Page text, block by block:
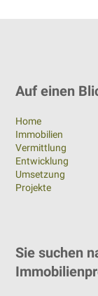
Auf einen
Home
Immobilien
Vermittlung
Entwicklung
Umsetzung
Projekte
Sie suchen